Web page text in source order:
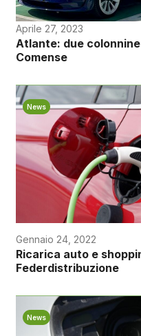
Aprile 27, 2023
Atlante: due
Comense
News
Gennaio 24, 2022
Ricarica auto e
Federdistribuzione
News